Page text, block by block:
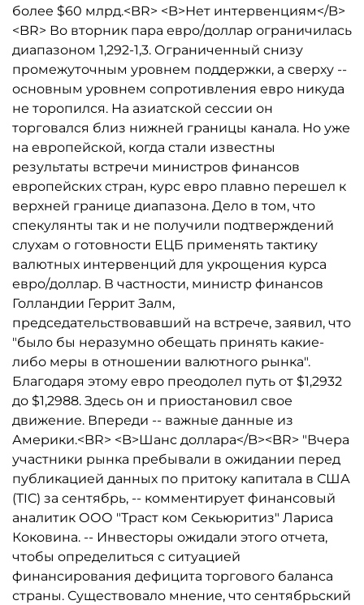
более $60 млрд.<BR> <B>Нет интервенциям</B>
<BR> Во вторник пара евро/доллар ограничилась
диапазоном 1,292-1,3. Ограниченный снизу
промежуточным уровнем поддержки, а сверху --
основным уровнем сопротивления евро никуда
не торопился. На азиатской сессии он
торговался близ нижней границы канала. Но уже
на европейской, когда стали известны
результаты встречи министров финансов
европейских стран, курс евро плавно перешел к
верхней границе диапазона. Дело в том, что
спекулянты так и не получили подтверждений
слухам о готовности ЕЦБ применять тактику
валютных интервенций для укрощения курса
евро/доллар. В частности, министр финансов
Голландии Геррит Залм,
председательствовавший на встрече, заявил, что
"было бы неразумно обещать принять какие-
либо меры в отношении валютного рынка".
Благодаря этому евро преодолел путь от $1,2932
до $1,2988. Здесь он и приостановил свое
движение. Впереди -- важные данные из
Америки.<BR> <B>Шанс доллара</B><BR> "Вчера
участники рынка пребывали в ожидании перед
публикацией данных по притоку капитала в США
(TIC) за сентябрь, -- комментирует финансовый
аналитик ООО "Траст ком Секьюритиз" Лариса
Коковина. -- Инвесторы ожидали этого отчета,
чтобы определиться с ситуацией
финансирования дефицита торгового баланса
страны. Существовало мнение, что сентябрьский